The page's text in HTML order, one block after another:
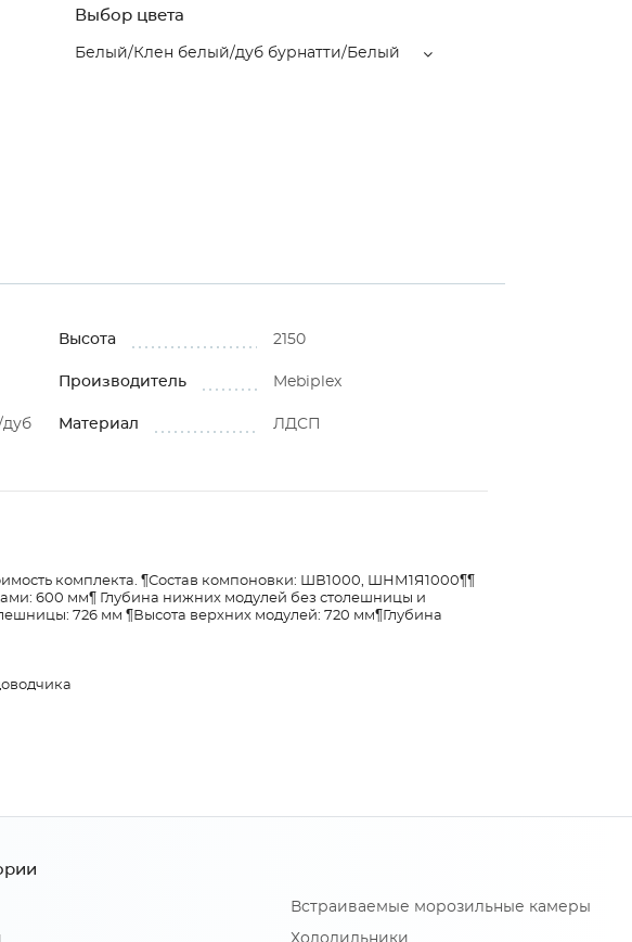
Выбор цвета
Белый/Клен белый/дуб бурнатти/Белый
Высота 2150
Производитель Mebiрlex
Материал ЛДСП
комплекта. ¶Состав компоновки: ШВ1000, ШНМ1Я1000¶¶
600 мм¶ Глубина нижних модулей без столешницы и
726 мм ¶Высота верхних модулей: 720 мм¶Глубина
Встраиваемые морозильные камеры
Холодильники